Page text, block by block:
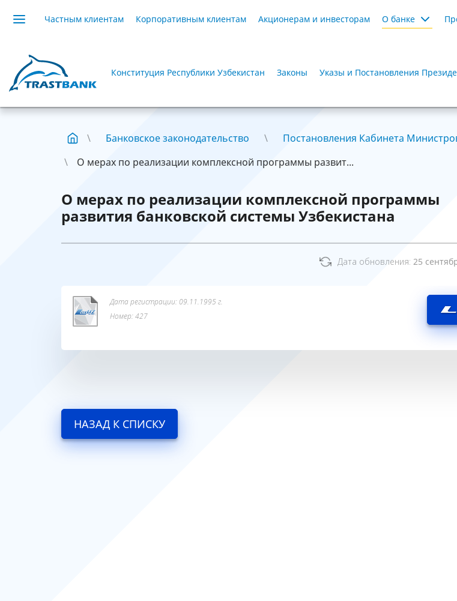
Частным клиентам Корпоративным клиентам Акционерам и инвесторам О банке
Конституция Республики Узбекистан Законы Указы и Постановления
Банковское законодательство
Постановления Кабинета
О мерах по реализации комплексной программы развит...
О мерах по реализации комплексной программы
развития банковской системы Узбекистана
Дата обновления: 25
Дата регистрации: 09.11.1995 г.
Номер: 427
НАЗАД К СПИСКУ